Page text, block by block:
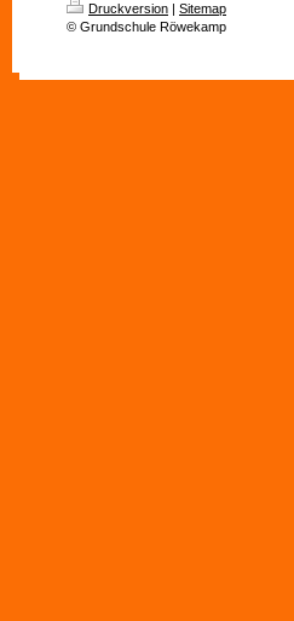
Druckversion | Sitemap
© Grundschule Röwekamp